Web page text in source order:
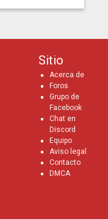
Sitio
Acerca de
Foros
Grupo de
Facebook
Chat en
Discord
Equipo
Aviso legal
Contacto
DMCA